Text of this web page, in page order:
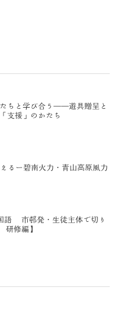
ちと学び合う――遊具贈呈と
支援」のかたち
るー碧南火力・青山高原風力
語 市邨発・生徒主体で切り
修編】